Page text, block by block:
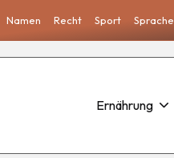
Namen Recht Sport Sprache
Ernährung